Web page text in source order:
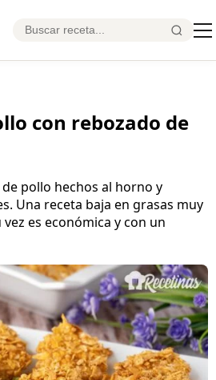
con rebozado de
pollo hechos al horno y
Una receta baja en grasas muy
es económica y con un